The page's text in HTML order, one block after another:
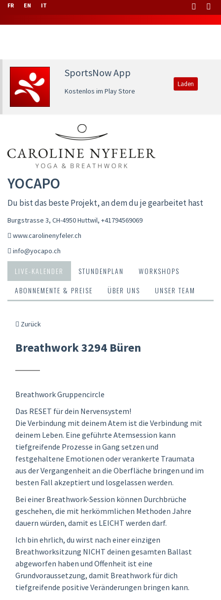
FR EN IT
SportsNow App
Kostenlos im Play Store
Laden
YOCAPO
Du bist das beste Projekt, an dem du je gearbeitet hast
Burgstrasse 3, CH-4950 Huttwil, +41794569069
www.carolinenyfeler.ch
info@yocapo.ch
LIVE-KALENDER STUNDENPLAN
WORKSHOPS
ABONNEMENTE & PREISE
ÜBER UNS UNSER TEAM
Zurück
Breathwork 3294 Büren
Breathwork Gruppencircle
Das RESET für dein Nervensystem!
Die Verbindung mit deinem Atem ist die Verbindung mit
deinem Leben. Eine geführte Atemsession kann
tiefgreifende Prozesse in Gang setzen und
festgehaltene Emotionen oder verankerte Traumata
aus der Vergangenheit an die Oberfläche bringen und im
besten Fall akzeptiert und losgelassen werden.
Bei einer Breathwork-Session können Durchbrüche
geschehen, die mit herkömmlichen Methoden Jahre
dauern würden, damit es LEICHT werden darf.
Ich bin ehrlich, du wirst nach einer einzigen
Breathworksitzung NICHT deinen gesamten Ballast
abgeworfen haben und Offenheit ist eine
Grundvoraussetzung, damit Breathwork für dich
tiefgreifende positive Veränderungen bringen kann.